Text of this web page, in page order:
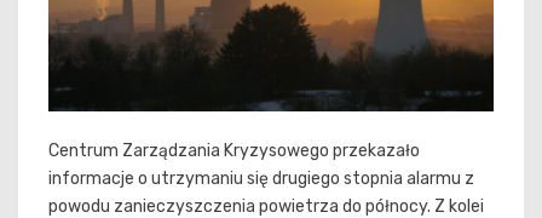
Centrum Zarządzania Kryzysowego przekazało
informacje o utrzymaniu się drugiego stopnia alarmu z
powodu zanieczyszczenia powietrza do północy. Z kolei